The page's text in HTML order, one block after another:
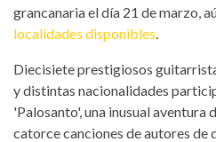
grancanaria el día 21 de marzo,
localidades disponibles.
Diecisiete prestigiosos
y distintas nacionalidades
'Palosanto', una inusual
catorce canciones de autores de